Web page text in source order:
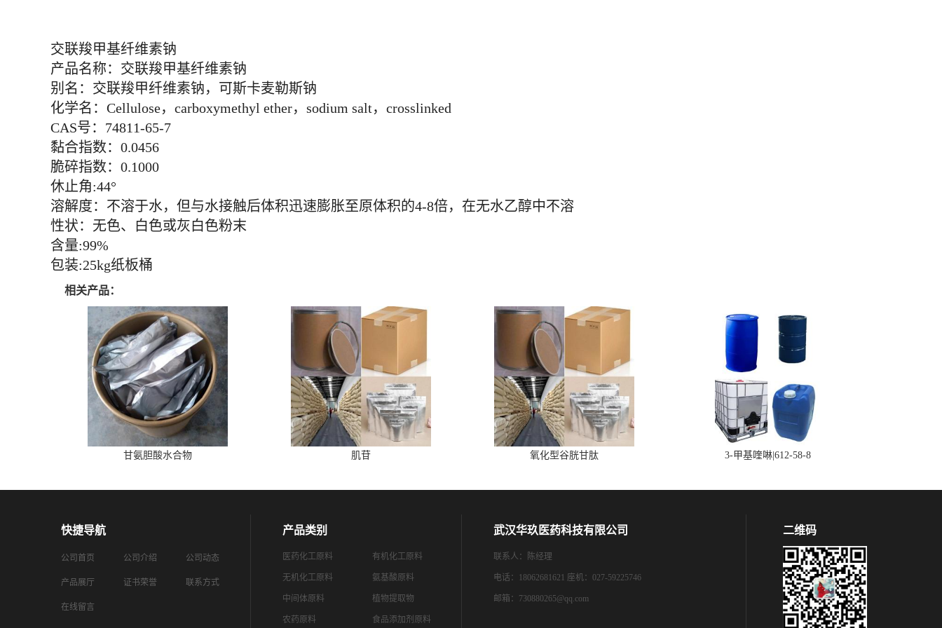
交联羧甲基纤维素钠
产品名称：交联羧甲基纤维素钠
别名：交联羧甲纤维素钠，可斯卡麦勒斯钠
化学名：Cellulose，carboxymethyl ether，sodium salt，crosslinked
CAS号：74811-65-7
黏合指数：0.0456
脆碎指数：0.1000
休止角:44°
溶解度：不溶于水，但与水接触后体积迅速膨胀至原体积的4-8倍，在无水乙醇中不溶
性状：无色、白色或灰白色粉末
含量:99%
包装:25kg纸板桶
相关产品：
甘氨胆酸水合物 肌苷 氧化型谷胱甘肽 3-甲基喹啉|612-58-8
快捷导航
公司首页 公司介绍 公司动态
产品展厅 证书荣誉 联系方式
在线留言
产品类别
医药化工原料 有机化工原料
无机化工原料 氨基酸原料
中间体原料 植物提取物
农药原料 食品添加剂原料
武汉华玖医药科技有限公司
联系人：陈经理
电话：18062681621 座机：027-59225746
邮箱： 730880265@qq.com
二维码